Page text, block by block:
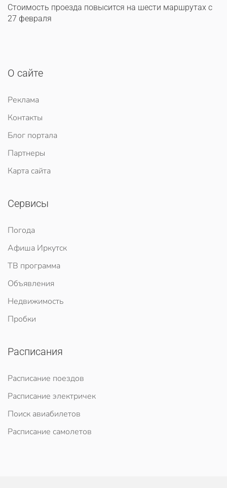
Стоимость проезда повысится на шести маршрутах с
27 февраля
О сайте
Реклама
Контакты
Блог портала
Партнеры
Карта сайта
Сервисы
Погода
Афиша Иркутск
ТВ программа
Объявления
Недвижимость
Пробки
Расписания
Расписание поездов
Расписание электричек
Поиск авиабилетов
Расписание самолетов